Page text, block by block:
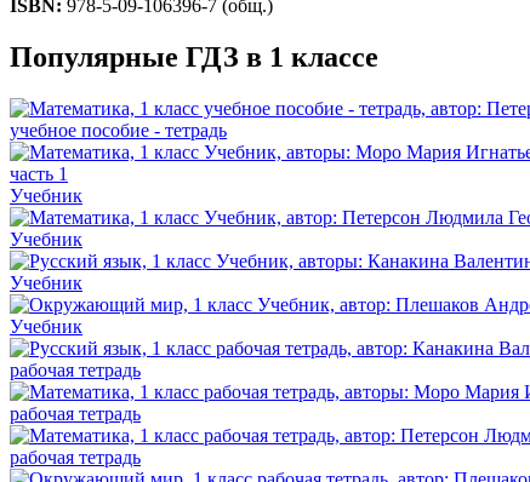
ISBN: 978-5-09-106396-7 (общ.)
Популярные ГДЗ в 1 классе
учебное пособие - тетрадь
Учебник
Учебник
Учебник
Учебник
рабочая тетрадь
рабочая тетрадь
рабочая тетрадь